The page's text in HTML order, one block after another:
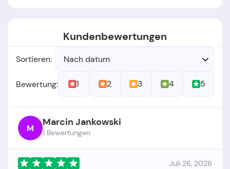
Kundenbewertungen
Sortieren: Nach datum
Bewertung: 1 2 3 4 5
M Marcin Jankowski
1 Bewertungen
Juli 26, 2026